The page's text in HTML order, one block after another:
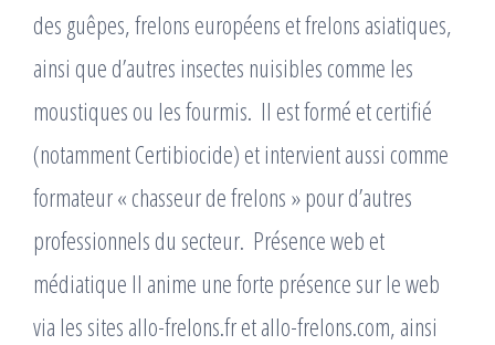
des guêpes, frelons européens et frelons asiatiques,
ainsi que d’autres insectes nuisibles comme les
moustiques ou les fourmis. ​ Il est formé et certifié
(notamment Certibiocide) et intervient aussi comme
formateur « chasseur de frelons » pour d’autres
professionnels du secteur. ​ Présence web et
médiatique Il anime une forte présence sur le web
via les sites allo-frelons.fr et allo-frelons.com, ainsi